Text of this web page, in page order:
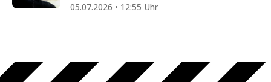
05.07.2026 • 12:55 Uhr